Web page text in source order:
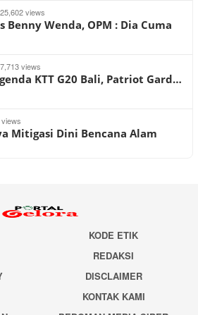
views
Benny Wenda, OPM : Dia Cuma
views
KTT G20 Bali, Patriot Gard…
Mitigasi Dini Bencana Alam
KODE ETIK
REDAKSI
DISCLAIMER
KONTAK KAMI